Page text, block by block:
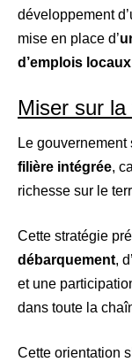
développement
mise en place d’
d’emplois locaux
Miser sur
Le
filière intégrée,
richesse sur le
Cette stratégie
débarquement, d’
et une
dans toute la
Cette orientation